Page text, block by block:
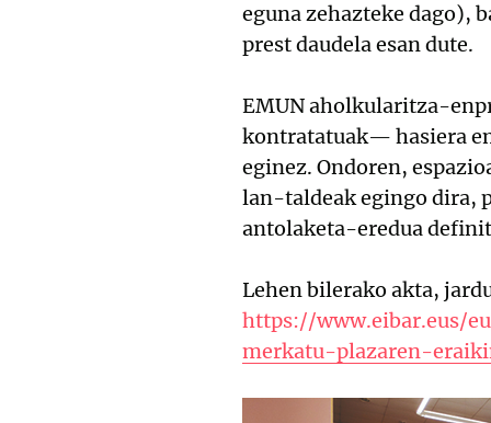
eguna zehazteke dago),
prest daudela esan dute.
EMUN aholkularitza-
kontratatuak— hasiera
eginez. Ondoren,
lan-taldeak egingo dira,
antolaketa-eredua
Lehen bilerako akta,
https://www.eibar.eus/
merkatu-plazaren-